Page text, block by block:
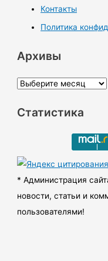
Контакты
Политика
Архивы
А
х
ы
Статистика
* Администрация
новости, статьи и
пользователями!